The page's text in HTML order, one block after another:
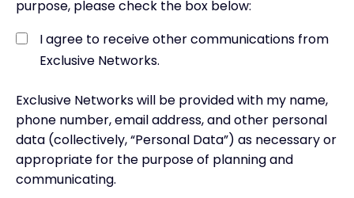
purpose, please check the box below:
I agree to receive other communications from
Exclusive Networks.
Exclusive Networks will be provided with my name,
phone number, email address, and other personal
data (collectively, “Personal Data”) as necessary or
appropriate for the purpose of planning and
communicating.